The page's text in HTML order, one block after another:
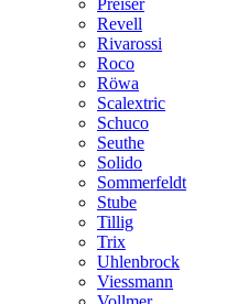
Preiser
Revell
Rivarossi
Roco
Röwa
Scalextric
Schuco
Seuthe
Solido
Sommerfeldt
Stube
Tillig
Trix
Uhlenbrock
Viessmann